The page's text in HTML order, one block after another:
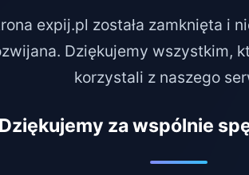
expij.pl została zamknięta i
Dziękujemy wszystkim,
korzystali z naszego
za wspólnie